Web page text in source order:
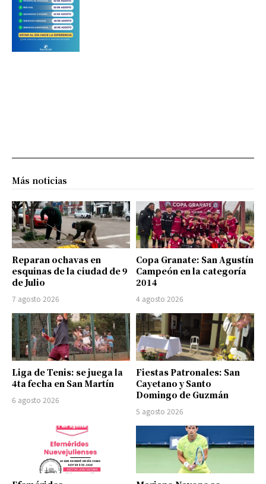
Más noticias
Reparan ochavas en
esquinas de la ciudad de 9
de Julio
7 agosto 2026
Copa Granate: San Agustín
Campeón en la categoría
2014
4 agosto 2026
Liga de Tenis: se juega la
4ta fecha en San Martín
6 agosto 2026
Fiestas Patronales: San
Cayetano y Santo
Domingo de Guzmán
5 agosto 2026